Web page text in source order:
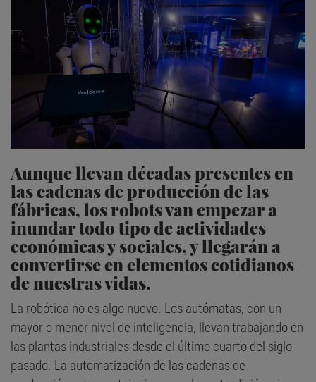
Aunque llevan décadas presentes en
las cadenas de producción de las
fábricas, los robots van empezar a
inundar todo tipo de actividades
económicas y sociales, y llegarán a
convertirse en elementos cotidianos
de nuestras vidas.
La robótica no es algo nuevo. Los autómatas, con un
mayor o menor nivel de inteligencia, llevan trabajando en
las plantas industriales desde el último cuarto del siglo
pasado. La automatización de las cadenas de